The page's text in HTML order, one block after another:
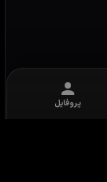
پروفایل